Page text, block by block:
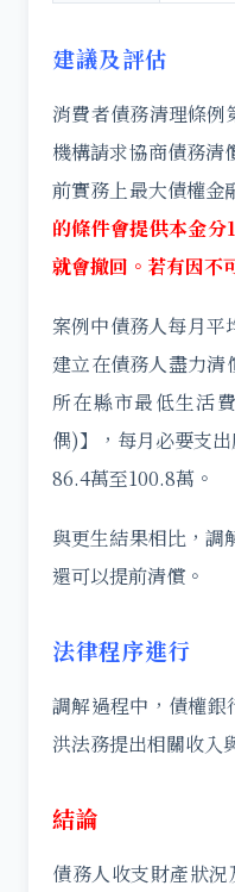
建議及評估
消費者債務清理條
機構請求協商債務清
前實務上最大債權金
的條件會提供本金
就會撤回。若有因不
案例中債務人每月平
建立在債務人盡力
所在縣市最低生活
偶)】，每月必要支
86.4萬至100.8萬。
與更生結果相比，調
還可以提前清償。
法律程序進行
調解過程中，債權
洪法務提出相關收入
結論
債務人收支財產狀